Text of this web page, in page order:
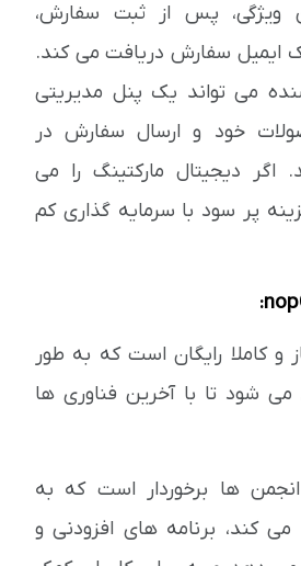
ویژگی، پس از ثبت سفارش،
ایمیل سفارش دریافت می کند.
می تواند یک پنل مدیریتی
خود و ارسال سفارش در
اگر دیجیتال مارکتینگ را می
پر سود با سرمایه گذاری کم
و کاملا رایگان است که به طور
می شود تا با آخرین فناوری ها
انجمن ها برخوردار است که به
کند، برنامه های افزودنی و